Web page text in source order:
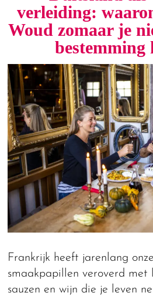
verleiding:
Woud zomaar je
Frankrijk heeft jarenlang
smaakpapillen veroverd met
sauzen en wijn die je leven